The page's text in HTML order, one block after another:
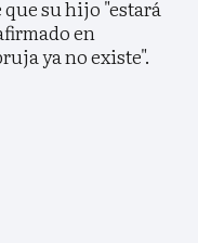
su hijo "estará
en
ya no existe".